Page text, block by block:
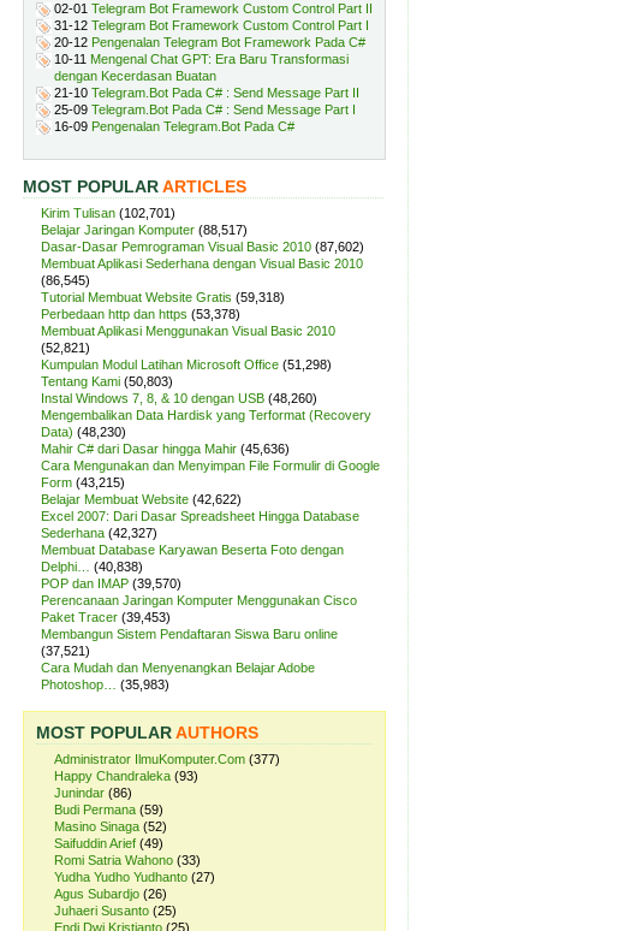
02-01 Telegram Bot Framework Custom Control Part II
31-12 Telegram Bot Framework Custom Control Part I
20-12 Pengenalan Telegram Bot Framework Pada C#
10-11 Mengenal Chat GPT: Era Baru Transformasi
dengan Kecerdasan Buatan
21-10 Telegram.Bot Pada C# : Send Message Part II
25-09 Telegram.Bot Pada C# : Send Message Part I
16-09 Pengenalan Telegram.Bot Pada C#
MOST POPULARARTICLES
Kirim Tulisan (102,701)
Belajar Jaringan Komputer (88,517)
Dasar-Dasar Pemrograman Visual Basic 2010 (87,602)
Membuat Aplikasi Sederhana dengan Visual Basic 2010
(86,545)
Tutorial Membuat Website Gratis (59,318)
Perbedaan http dan https (53,378)
Membuat Aplikasi Menggunakan Visual Basic 2010
(52,821)
Kumpulan Modul Latihan Microsoft Office (51,298)
Tentang Kami (50,803)
Instal Windows 7, 8, & 10 dengan USB (48,260)
Mengembalikan Data Hardisk yang Terformat (Recovery
Data) (48,230)
Mahir C# dari Dasar hingga Mahir (45,636)
Cara Mengunakan dan Menyimpan File Formulir di Google
Form (43,215)
Belajar Membuat Website (42,622)
Excel 2007: Dari Dasar Spreadsheet Hingga Database
Sederhana (42,327)
Membuat Database Karyawan Beserta Foto dengan
Delphi…
(40,838)
POP dan IMAP (39,570)
Perencanaan Jaringan Komputer Menggunakan Cisco
Paket Tracer (39,453)
Membangun Sistem Pendaftaran Siswa Baru online
(37,521)
Cara Mudah dan Menyenangkan Belajar Adobe
Photoshop…
(35,983)
MOST POPULARAUTHORS
Administrator IlmuKomputer.Com (377)
Happy Chandraleka (93)
Junindar (86)
Budi Permana (59)
Masino Sinaga (52)
Saifuddin Arief (49)
Romi Satria Wahono (33)
Yudha Yudho Yudhanto (27)
Agus Subardjo (26)
Juhaeri Susanto (25)
Endi Dwi Kristianto (25)